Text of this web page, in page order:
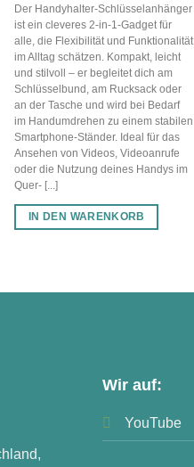
Der Handyhalter-Schlüsselanhänger
ist ein cleveres 2-in-1-Gadget für
alle, die Flexibilität und Funktionalität
im Alltag schätzen. Kompakt, leicht
und stilvoll – er begleitet dich am
Schlüsselbund, am Rucksack oder
an der Tasche und wird bei Bedarf
im Handumdrehen zu einem stabilen
Smartphone-Ständer. Ideal für das
Ansehen von Videos, Videoanrufe
oder die Nutzung deines Handys im
Quer- [...]
IN DEN WARENKORB
Wir auf:
YouTube